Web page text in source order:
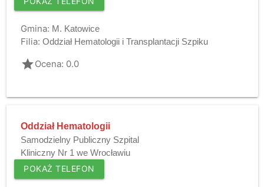
Gmina: M. Katowice
Filia: Oddział Hematologii i Transplantacji Szpiku
gradeOcena: 0.0
Oddział Hematologii
Samodzielny Publiczny Szpital
Kliniczny Nr 1 we Wrocławiu
POKAŻ TELEFON